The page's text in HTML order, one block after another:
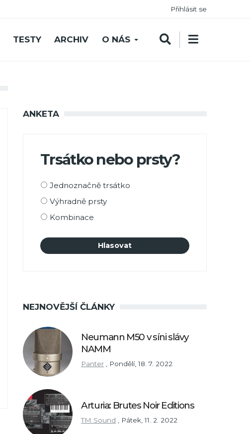
Přihlásit se
TESTY ARCHIV O NÁS
ANKETA
Trsátko nebo prsty?
Možnosti
Jednoznačně trsátko
Výhradně prsty
Kombinace
NEJNOVĚJŠÍ ČLÁNKY
Neumann M50 v síni slávy
NAMM
Panter Pondělí, 18. 7. 2022
Arturia: Brutes Noir Editions
TM Sound Pátek, 11. 2. 2022